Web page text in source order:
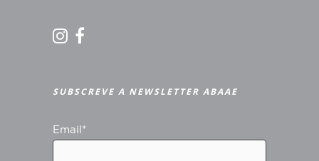
SUBSCREVE A NEWSLETTER ABAAE
Email*